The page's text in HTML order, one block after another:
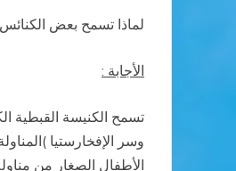
لماذا تسمح بعض الكنائس
الأجابة :
تسمح الكنيسة القبطية
وسر الإفخارستيا )
الأطفال الصغار من